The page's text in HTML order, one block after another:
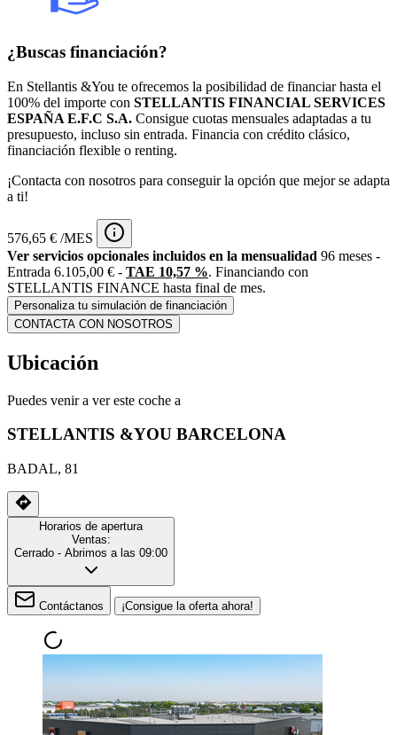
¿Buscas financiación?
En Stellantis &You te ofrecemos la posibilidad de financiar hasta el
100% del importe con STELLANTIS FINANCIAL SERVICES
ESPAÑA E.F.C S.A. Consigue cuotas mensuales adaptadas a tu
presupuesto, incluso sin entrada. Financia con crédito clásico,
financiación flexible o renting.
¡Contacta con nosotros para conseguir la opción que mejor se adapta
a ti!
576,65 € /MES
Ver servicios opcionales incluidos en la mensualidad 96 meses -
Entrada 6.105,00 € - TAE 10,57 %. Financiando con
STELLANTIS FINANCE hasta final de mes.
Personaliza tu simulación de financiación
CONTACTA CON NOSOTROS
Ubicación
Puedes venir a ver este coche a
STELLANTIS &YOU BARCELONA
BADAL, 81
Horarios de apertura
Ventas:
Cerrado - Abrimos a las 09:00
Contáctanos ¡Consigue la oferta ahora!